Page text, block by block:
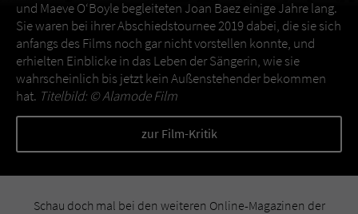
und Maeve O‘Boyle begleiteten Joan Baez einige Jahre lang.
Sie waren bei ihrer Abschiedstournee 2019 dabei, die sie sich
anfangs des Films noch gar nicht vorstellen konnte, und
erhielten Einblicke in das Leben der Sängerin, wie sie
wahrscheinlich bis jetzt kein Außenstehender bekommen
hat. Titelbild: ©Alamode Film
zur Film-Kritik
Schau doch mal bei den weiteren Online-Magazinen der